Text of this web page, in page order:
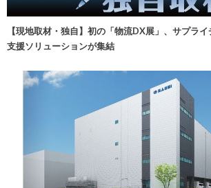
【現地取材・独自】初の「物流DX展」、サプラ
支援ソリューションが集結